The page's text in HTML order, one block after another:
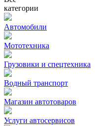
категории
Автомобили
Мототехника
Грузовики и спецтехника
Водный транспорт
Магазин автотоваров
Услуги автосервисов